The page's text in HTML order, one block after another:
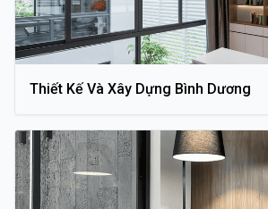
Thiết Kế Và Xây Dựng Bình Dương